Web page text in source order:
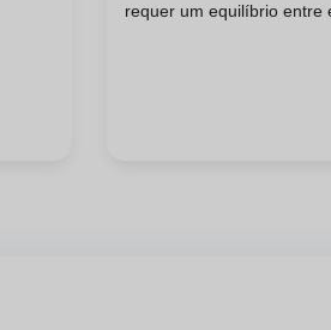
requer um equilíbrio entre